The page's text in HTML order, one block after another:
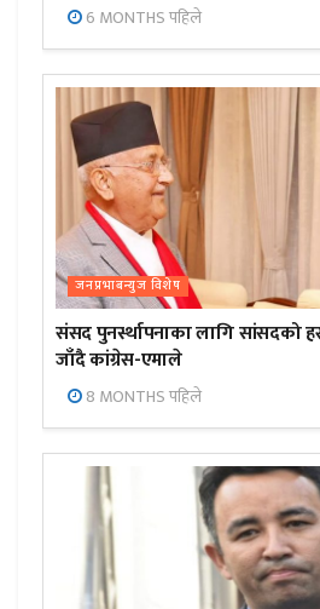
6 MONTHS पहिले
जनप्रभाबन्युज विशेष
संसद पुनर्स्थापनाका लागि सांसदको
जाँदै कांग्रेस-एमाले
8 MONTHS पहिले